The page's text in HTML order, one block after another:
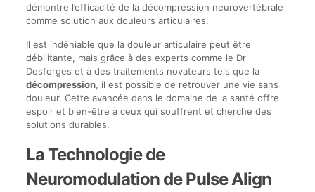
démontre l’efficacité de la décompression neurovertébrale
comme solution aux douleurs articulaires.
Il est indéniable que la douleur articulaire peut être
débilitante, mais grâce à des experts comme le Dr
Desforges et à des traitements novateurs tels que la
décompression, il est possible de retrouver une vie sans
douleur. Cette avancée dans le domaine de la santé offre
espoir et bien-être à ceux qui souffrent et cherche des
solutions durables.
La Technologie de
Neuromodulation de Pulse Align